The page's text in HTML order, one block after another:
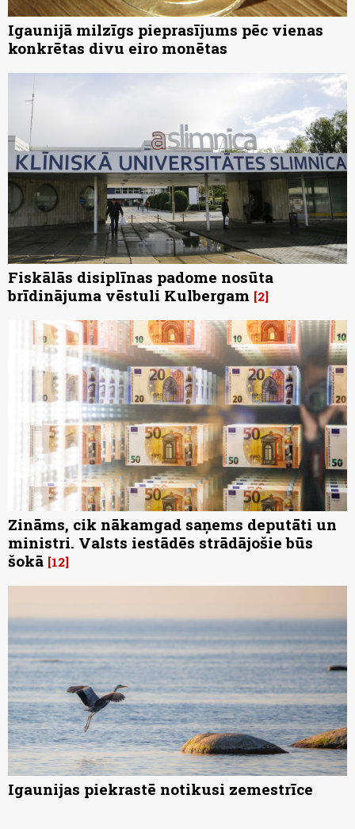
Igaunijā milzīgs pieprasījums pēc vienas
konkrētas divu eiro monētas
Fiskālās disiplīnas padome nosūta
brīdinājuma vēstuli Kulbergam 2
Zināms, cik nākamgad saņems deputāti un
ministri. Valsts iestādēs strādājošie būs
šokā 12
Igaunijas piekrastē notikusi zemestrīce